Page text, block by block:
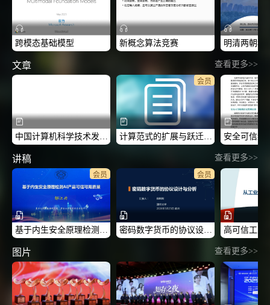
跨模态基础模型 新概念算法竞赛
文章 查看更多>>
中国计算机科学技术发展报告
会员
计算范式的扩展与跃迁：从CS1.0到CS2+
讲稿 查看更多>>
会员
基于内生安全原理检测AI产品可信可用质量-2026CCF中国区块链技术与应用高峰论坛
会员
密码数字货币的协议设计与分析-2026CCF中国区块链技术与应用高峰论坛
图片 查看更多>>